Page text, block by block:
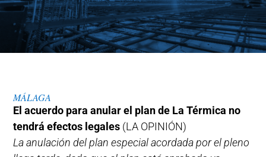
MÁLAGA
El acuerdo para anular el plan de La Térmica no
tendrá efectos legales (LA OPINIÓN)
La anulación del plan especial acordada por el pleno